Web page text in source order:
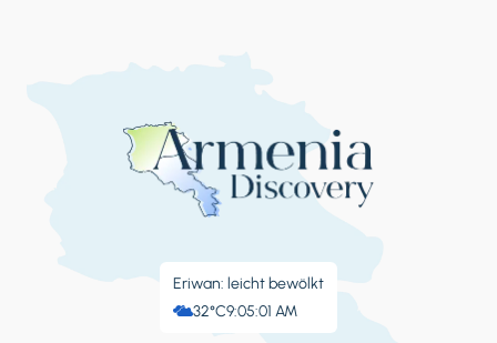
Eriwan: leicht bewölkt
32°C9:05:02 AM